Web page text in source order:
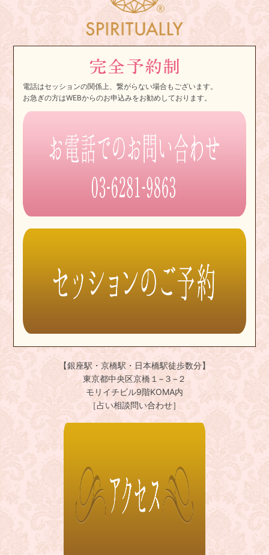
電話はセッションの関係上、繋がらない場合もございます。
お急ぎの方はWEBからのお申込みをお勧めしております。
【銀座駅・京橋駅・日本橋駅徒歩数分】
東京都中央区京橋１−３−２
モリイチビル9階KOMA内
［占い相談問い合わせ］